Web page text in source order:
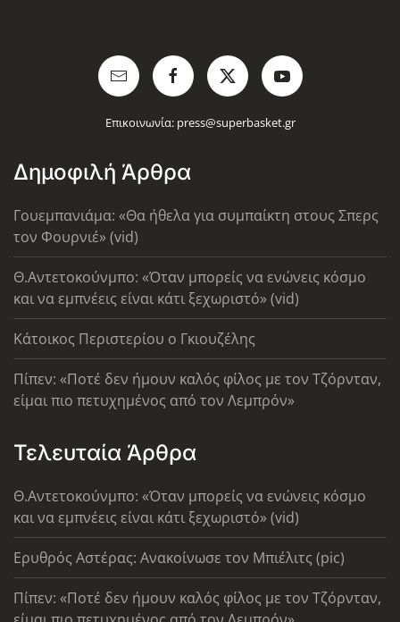
Επικοινωνία: press@superbasket.gr
Δημοφιλή Άρθρα
Γουεμπανιάμα: «Θα ήθελα για συμπαίκτη στους Σπερς
τον Φουρνιέ» (vid)
Θ.Αντετοκούνμπο: «Όταν μπορείς να ενώνεις κόσμο
και να εμπνέεις είναι κάτι ξεχωριστό» (vid)
Κάτοικος Περιστερίου ο Γκιουζέλης
Πίπεν: «Ποτέ δεν ήμουν καλός φίλος με τον Τζόρνταν,
είμαι πιο πετυχημένος από τον Λεμπρόν»
Τελευταία Άρθρα
Θ.Αντετοκούνμπο: «Όταν μπορείς να ενώνεις κόσμο
και να εμπνέεις είναι κάτι ξεχωριστό» (vid)
Ερυθρός Αστέρας: Ανακοίνωσε τον Μπιέλιτς (pic)
Πίπεν: «Ποτέ δεν ήμουν καλός φίλος με τον Τζόρνταν,